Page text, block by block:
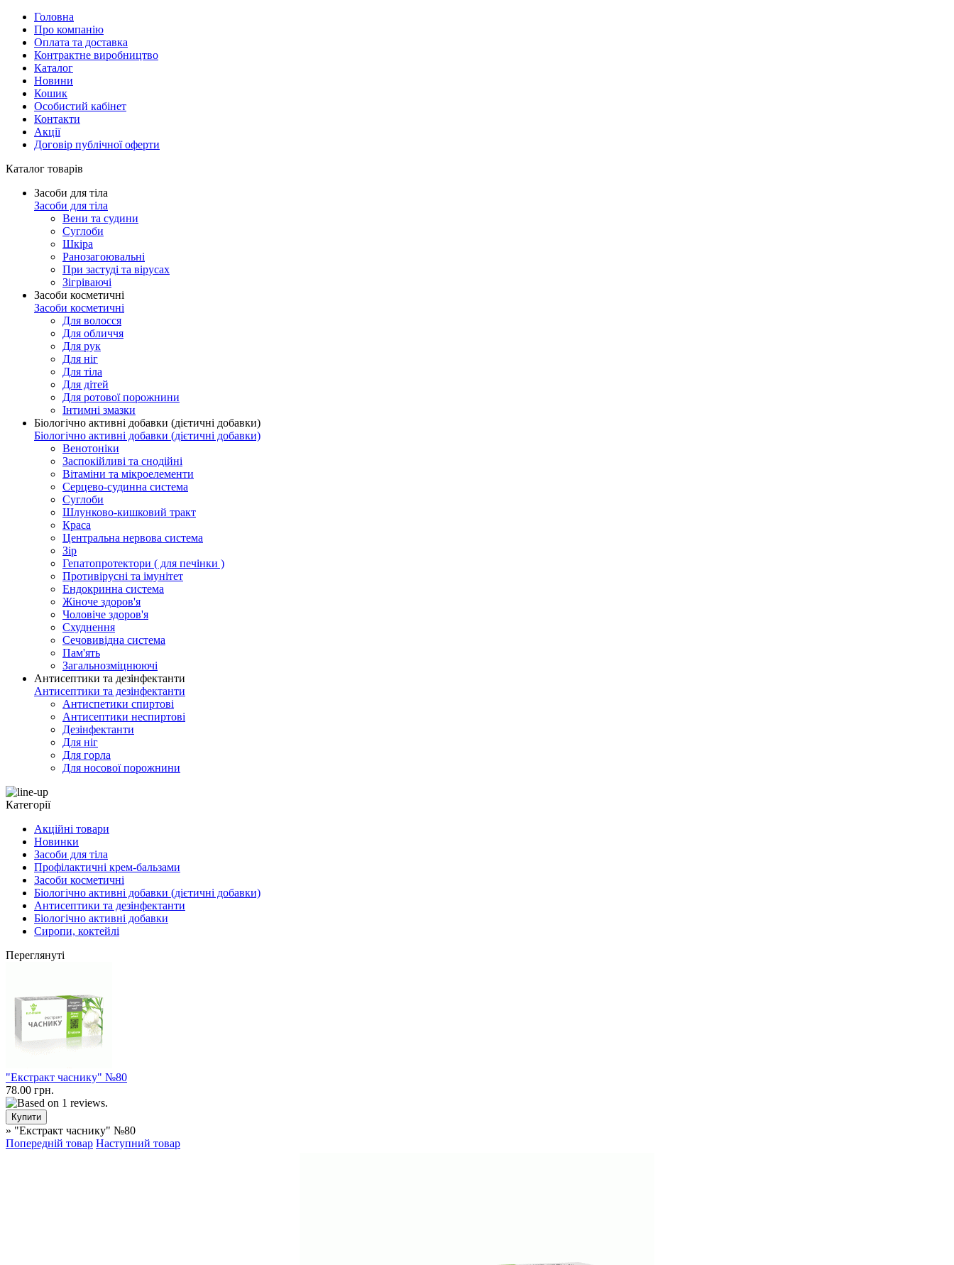
Головна
Про компанію
Оплата та доставка
Контрактне виробництво
Каталог
Новини
Кошик
Особистий кабінет
Контакти
Акції
Договір публічної оферти
Каталог товарів
Засоби для тіла
Засоби для тіла
Вени та судини
Суглоби
Шкіра
Ранозагоювальні
При застуді та вірусах
Зігріваючі
Засоби косметичні
Засоби косметичні
Для волосся
Для обличчя
Для рук
Для ніг
Для тіла
Для дітей
Для ротової порожнини
Інтимні змазки
Біологічно активні добавки (дієтичні добавки)
Біологічно активні добавки (дієтичні добавки)
Венотоніки
Заспокійливі та снодійні
Вітаміни та мікроелементи
Серцево-судинна система
Суглоби
Шлунково-кишковий тракт
Краса
Центральна нервова система
Зір
Гепатопротектори ( для печінки )
Противірусні та імунітет
Ендокринна система
Жіноче здоров'я
Чоловіче здоров'я
Схуднення
Сечовивідна система
Пам'ять
Загальнозміцнюючі
Антисептики та дезінфектанти
Антисептики та дезінфектанти
Антиспетики спиртові
Антисептики неспиртові
Дезінфектанти
Для ніг
Для горла
Для носової порожнини
Категорії
Акційні товари
Новинки
Засоби для тіла
Профілактичні крем-бальзами
Засоби косметичні
Біологічно активні добавки (дієтичні добавки)
Антисептики та дезінфектанти
Біологічно активні добавки
Сиропи, коктейлі
Переглянуті
"Екстракт часнику" №80
78.00 грн.
» "Екстракт часнику" №80
Попередній товар Наступний товар